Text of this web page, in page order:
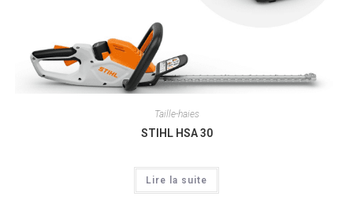
Taille-haies
STIHL HSA 30
Lire la suite